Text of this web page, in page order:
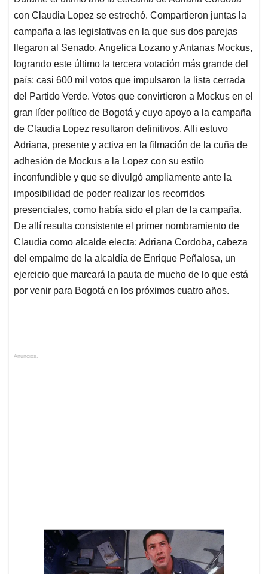
con Claudia Lopez se estrechó. Compartieron juntas la
campaña a las legislativas en la que sus dos parejas
llegaron al Senado, Angelica Lozano y Antanas Mockus,
logrando este último la tercera votación más grande del
país: casi 600 mil votos que impulsaron la lista cerrada
del Partido Verde. Votos que convirtieron a Mockus en el
gran líder político de Bogotá y cuyo apoyo a la campaña
de Claudia Lopez resultaron definitivos. Alli estuvo
Adriana, presente y activa en la filmación de la cuña de
adhesión de Mockus a la Lopez con su estilo
inconfundible y que se divulgó ampliamente ante la
imposibilidad de poder realizar los recorridos
presenciales, como había sido el plan de la campaña.
De allí resulta consistente el primer nombramiento de
Claudia como alcalde electa: Adriana Cordoba, cabeza
del empalme de la alcaldía de Enrique Peñalosa, un
ejercicio que marcará la pauta de mucho de lo que está
por venir para Bogotá en los próximos cuatro años.
Anuncios.